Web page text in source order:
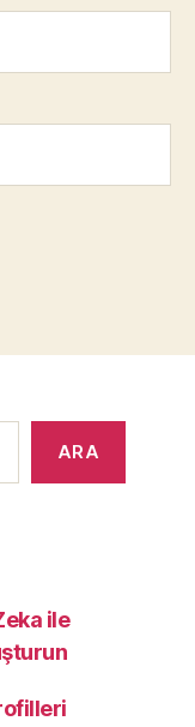
ARA
ile